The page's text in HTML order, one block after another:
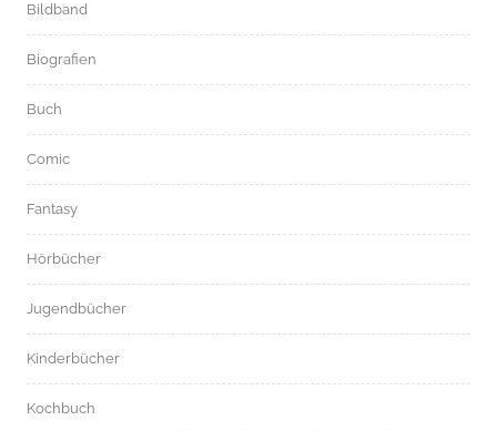
Bildband
Biografien
Buch
Comic
Fantasy
Hörbücher
Jugendbücher
Kinderbücher
Kochbuch